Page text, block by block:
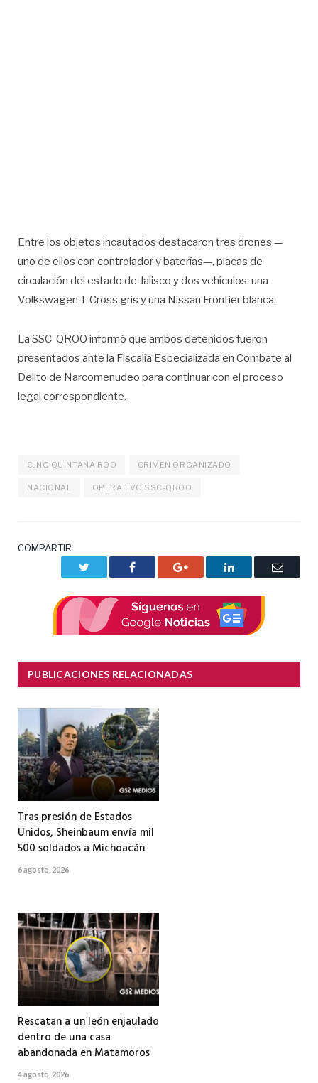
Entre los objetos incautados destacaron tres drones —
uno de ellos con controlador y baterías—, placas de
circulación del estado de Jalisco y dos vehículos: una
Volkswagen T-Cross gris y una Nissan Frontier blanca.
La SSC-QROO informó que ambos detenidos fueron
presentados ante la Fiscalía Especializada en Combate al
Delito de Narcomenudeo para continuar con el proceso
legal correspondiente.
CJNG QUINTANA ROO CRIMEN ORGANIZADO
NACIONAL OPERATIVO SSC-QROO
COMPARTIR.
Facebook Google+ LinkedIn
Correo
PUBLICACIONES RELACIONADAS
Tras presión de Estados
Unidos, Sheinbaum envía mil
500 soldados a Michoacán
6 agosto, 2026
Rescatan a un león enjaulado
dentro de una casa
abandonada en Matamoros
4 agosto, 2026